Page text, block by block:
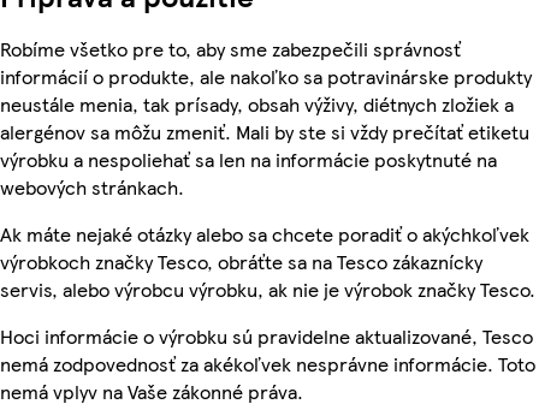
Robíme všetko pre to, aby sme zabezpečili správnosť
informácií o produkte, ale nakoľko sa potravinárske produkty
neustále menia, tak prísady, obsah výživy, diétnych zložiek a
alergénov sa môžu zmeniť. Mali by ste si vždy prečítať etiketu
výrobku a nespoliehať sa len na informácie poskytnuté na
webových stránkach.
Ak máte nejaké otázky alebo sa chcete poradiť o akýchkoľvek
výrobkoch značky Tesco, obráťte sa na Tesco zákaznícky
servis, alebo výrobcu výrobku, ak nie je výrobok značky Tesco.
Hoci informácie o výrobku sú pravidelne aktualizované, Tesco
nemá zodpovednosť za akékoľvek nesprávne informácie. Toto
nemá vplyv na Vaše zákonné práva.